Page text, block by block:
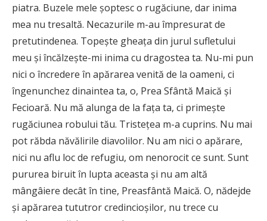
piatra. Buzele mele şoptesc o rugăciune, dar inima
mea nu tresaltă. Necazurile m-au împresurat de
pretutindenea. Topeşte gheaţa din jurul sufletului
meu şi încălzeşte-mi inima cu dragostea ta. Nu-mi pun
nici o încredere în apărarea venită de la oameni, ci
îngenunchez dinaintea ta, o, Prea Sfântă Maică şi
Fecioară. Nu mă alunga de la faţa ta, ci primeşte
rugăciunea robului tău. Tristeţea m-a cuprins. Nu mai
pot răbda năvălirile diavolilor. Nu am nici o apărare,
nici nu aflu loc de refugiu, om nenorocit ce sunt. Sunt
pururea biruit în lupta aceasta şi nu am altă
mângâiere decât în tine, Preasfântă Maică. O, nădejde
şi apărarea tututror credincioşilor, nu trece cu